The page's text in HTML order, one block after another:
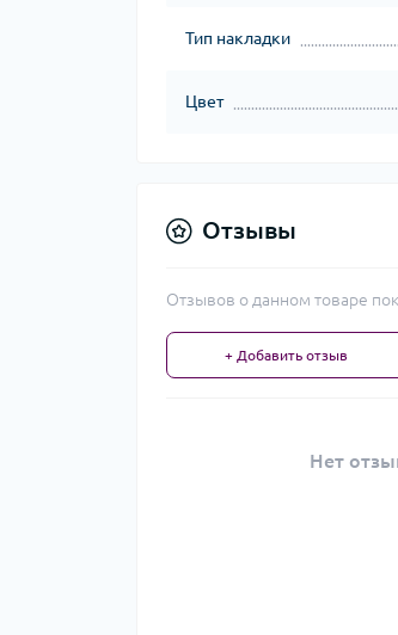
Тип накладки
Цвет
Отзывы
Отзывов о данном товаре
+ Добавить отзыв
Нет